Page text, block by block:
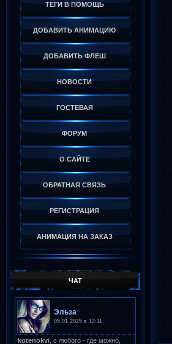
ТЕГИ В ПОМОЩЬ
ДОБАВИТЬ АНИМАЦИЮ
ДОБАВИТЬ ФЛЕШ
НОВОСТИ
ГОСТЕВАЯ
ФОРУМ
О САЙТЕ
ОБРАТНАЯ СВЯЗЬ
РЕГИСТРАЦИЯ
АНИМАЦИЯ НА ЗАКАЗ
ЧАТ